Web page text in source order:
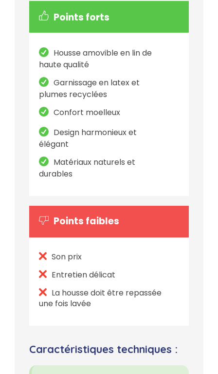
Points forts
Housse amovible en lin de
haute qualité
Garnissage en latex et
plumes recyclées
Confort moelleux
Design harmonieux et
élégant
Matériaux naturels et
durables
Points faibles
Son prix
Entretien délicat
La housse doit être repassée
une fois lavée
Caractéristiques techniques :